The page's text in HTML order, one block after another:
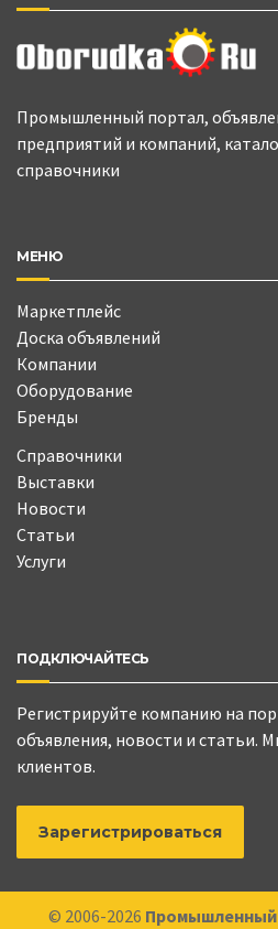
Промышленный портал,
предприятий и компаний,
справочники
МЕНЮ
Маркетплейс
Доска объявлений
Компании
Оборудование
Бренды
Справочники
Выставки
Новости
Статьи
Услуги
ПОДКЛЮЧАЙТЕСЬ
Регистрируйте компанию на
объявления, новости и статьи.
клиентов.
Зарегистрироваться
© 2006-2026 Промышленный